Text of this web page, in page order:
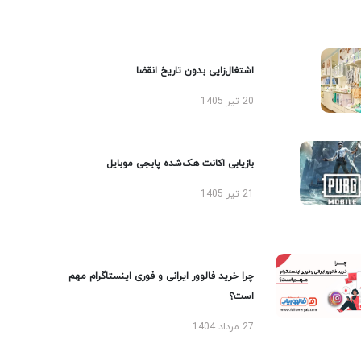
اشتغال‌زایی بدون تاریخ انقضا
20 تیر 1405
بازیابی اکانت هک‌شده پابجی موبایل
چرا خرید فالوور ایرانی و فوری اینستاگرام مهم
است؟
27 مرداد 1404